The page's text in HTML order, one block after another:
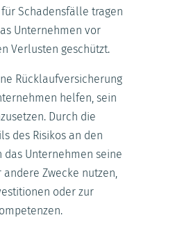
Schadensfälle tragen
Unternehmen vor
Verlusten geschützt.
Rücklaufversicherung
helfen, sein
Durch die
des Risikos an den
das Unternehmen seine
Zwecke nutzen,
oder zur